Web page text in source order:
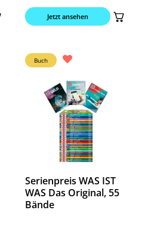
Jetzt ansehen
Buch
Serienpreis WAS IST
WAS Das Original, 55
Bände